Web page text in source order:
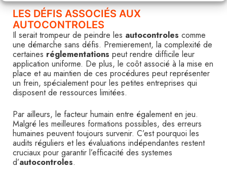
LES DÉFIS ASSOCIÉS AUX
AUTOCONTROLES
Il serait trompeur de peindre les autocontroles comme
une démarche sans défis. Premierement, la complexité de
certaines réglementations peut rendre difficile leur
application uniforme. De plus, le coôt associé à la mise en
place et au maintien de ces procédures peut représenter
un frein, spécialement pour les petites entreprises qui
disposent de ressources limitées.
Par ailleurs, le facteur humain entre également en jeu.
Malgré les meilleures formations possibles, des erreurs
humaines peuvent toujours survenir. C’est pourquoi les
audits réguliers et les évaluations indépendantes restent
cruciaux pour garantir l’efficacité des systemes
d’autocontroles.